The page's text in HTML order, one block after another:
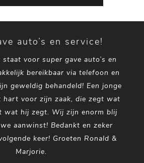
auto’s en service!
voor super gave auto’s en
bereikbaar via telefoon en
geweldig behandeld! Een jonge
hart voor zijn zaak, die zegt wat
wat hij zegt. Wij zijn enorm blij
aanwinst! Bedankt en zeker
keer! Groeten Ronald &
Marjorie.